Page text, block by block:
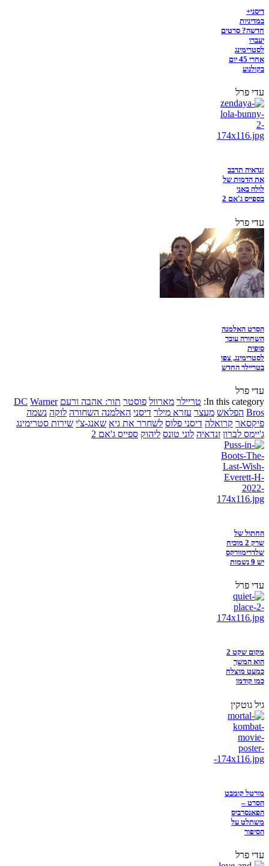
דיסני+
במדיניות
חדשה? סרטים
יעברו
לסטרימינג
אחרי 45 יום
בקולנוע
עדי פרל
זנדאיה תדבב
את הדמות של
לולה באני
בספייס ג'אם 2
עדי פרל
הסרט האלמנה
השחורה עובר
סופית
לסטרימינג, צפו
בטריילר החדש
עדי פרל
In this category: טריילר מארוול פוסטר תור: אהבה ורעם DC Warner
Bros הפלאש מעצר עזרא מילר דיסני האלמנה השחורה לוקה נשמה
פיקסאר קרואלה דיסני פלוס לשחרר את גיא שאנג-צ'י שירות סטרימינג
ג'יימס לברון זנדאיה לוני טונס ליהוק ספייס ג'אם 2
החתול של
שרק 2 מוכיח
שלדרימוורקס
יש 9 נשמות
עדי פרל
מקום שקט 2
הוא המשך
כמעט מוצלח
כמו קודמו
גיל גוטקין
מורטל קומבט
הסרט –
הפאנסרביס
משתלט על
הסיפור
עדי פרל